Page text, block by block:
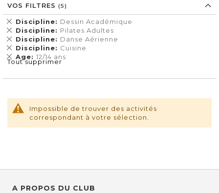
Impossible de trouver des activités
correspondant à votre sélection.
VOS FILTRES
Discipline Dessin Académique
Supprimer
cet
Élément
Discipline Pilates Adultes
Supprimer
cet
Élément
Discipline Danse Aérienne
Supprimer
cet
Élément
Discipline Cuisine
Supprimer
cet
Élément
Age 12/14 ans
Supprimer
cet
Tout supprimer
A PROPOS DU CLUB